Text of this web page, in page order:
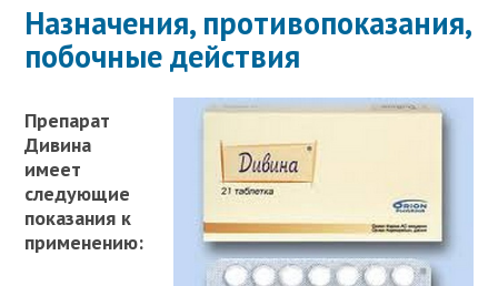
Назначения, противопоказания,
побочные действия
Препарат
Дивина
имеет
следующие
показания к
применению: